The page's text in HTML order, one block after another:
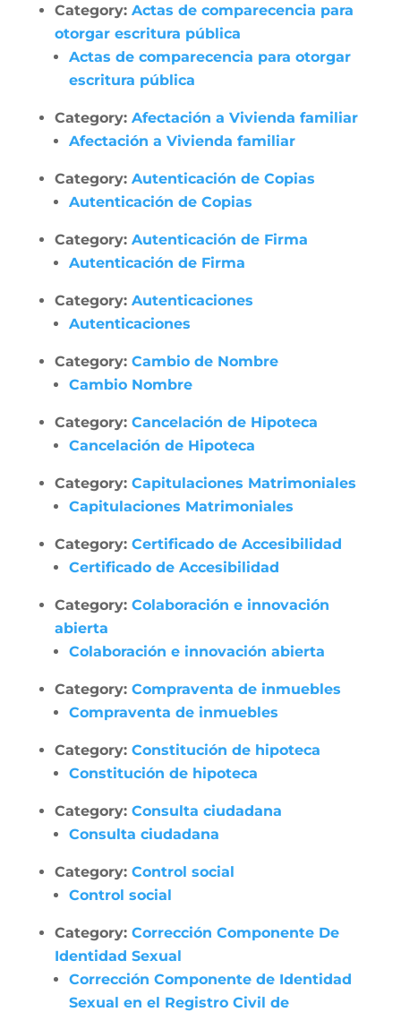
Category: Actas de comparecencia para
otorgar escritura pública
Actas de comparecencia para otorgar
escritura pública
Category: Afectación a Vivienda familiar
Afectación a Vivienda familiar
Category: Autenticación de Copias
Autenticación de Copias
Category: Autenticación de Firma
Autenticación de Firma
Category: Autenticaciones
Autenticaciones
Category: Cambio de Nombre
Cambio Nombre
Category: Cancelación de Hipoteca
Cancelación de Hipoteca
Category: Capitulaciones Matrimoniales
Capitulaciones Matrimoniales
Category: Certificado de Accesibilidad
Certificado de Accesibilidad
Category: Colaboración e innovación
abierta
Colaboración e innovación abierta
Category: Compraventa de inmuebles
Compraventa de inmuebles
Category: Constitución de hipoteca
Constitución de hipoteca
Category: Consulta ciudadana
Consulta ciudadana
Category: Control social
Control social
Category: Corrección Componente De
Identidad Sexual
Corrección Componente de Identidad
Sexual en el Registro Civil de